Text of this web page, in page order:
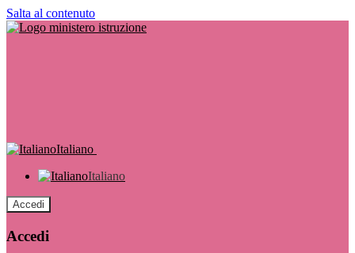
Salta al contenuto
Italiano
Italiano
Accedi
Accedi